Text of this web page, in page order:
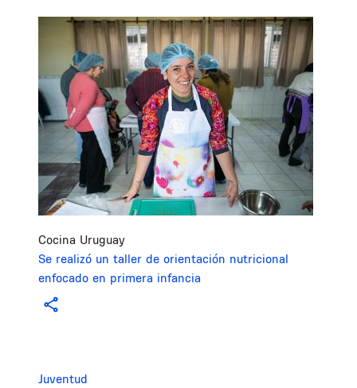
Image
Cocina Uruguay
Se realizó un taller de orientación nutricional
enfocado en primera infancia
Juventud